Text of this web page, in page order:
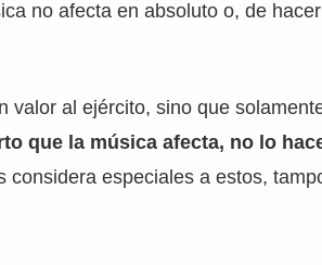
no afecta en absoluto o, de
valor al ejército, sino que
que la música afecta, no lo
considera especiales a estos,